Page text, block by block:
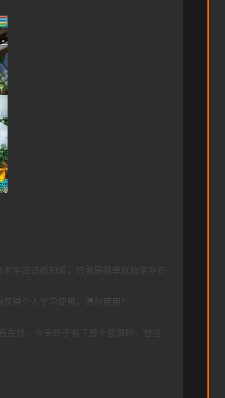
手应该都知道，只要是网单就独定存在
供个人学习使用，请勿商用！
找，今天终于有了整个套源码，包括